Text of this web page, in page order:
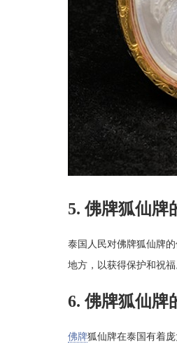
5. 佛牌狐仙牌
泰国人民对佛牌狐仙牌
地方，以获得保护和祝
6. 佛牌狐仙牌
佛牌狐仙牌在泰国有着